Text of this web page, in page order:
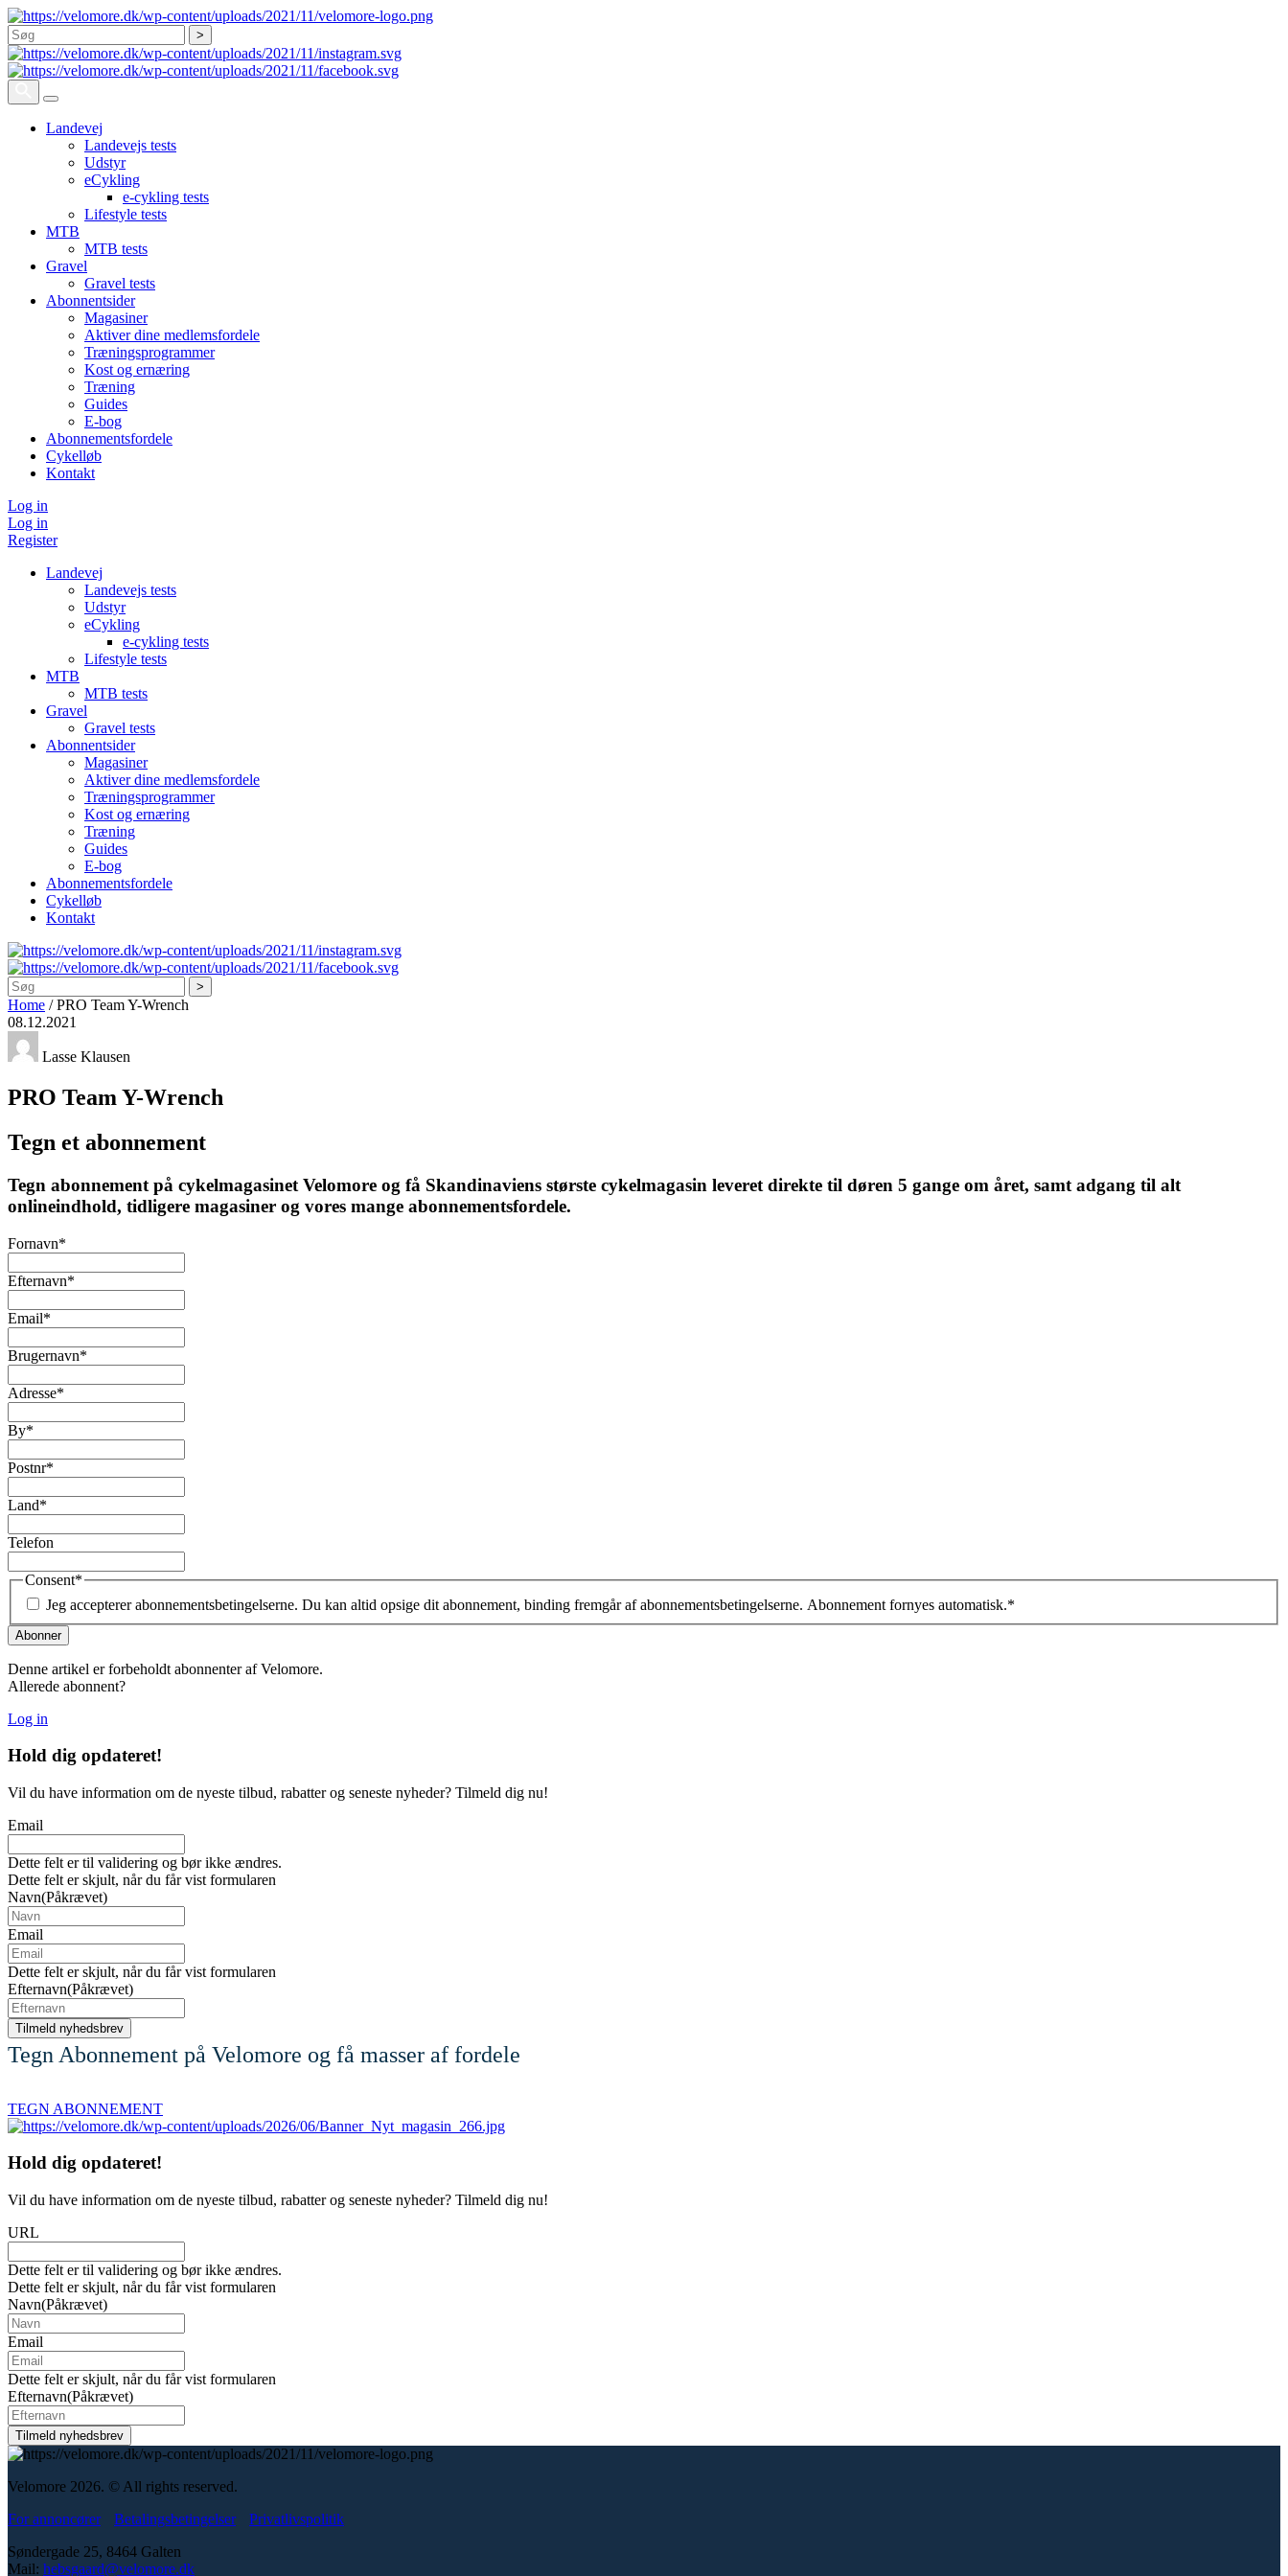
Søg
Landevej
Landevejs tests
Udstyr
eCykling
e-cykling tests
Lifestyle tests
MTB
MTB tests
Gravel
Gravel tests
Abonnentsider
Magasiner
Aktiver dine medlemsfordele
Træningsprogrammer
Kost og ernæring
Træning
Guides
E-bog
Abonnementsfordele
Cykelløb
Kontakt
Log in
Log in
Register
Landevej
Landevejs tests
Udstyr
eCykling
e-cykling tests
Lifestyle tests
MTB
MTB tests
Gravel
Gravel tests
Abonnentsider
Magasiner
Aktiver dine medlemsfordele
Træningsprogrammer
Kost og ernæring
Træning
Guides
E-bog
Abonnementsfordele
Cykelløb
Kontakt
Søg
Home /PRO Team Y-Wrench
08.12.2021
Lasse Klausen
PRO Team Y-Wrench
Tegn et abonnement
Tegn abonnement på cykelmagasinet Velomore og få Skandinaviens største cykelmagasin leveret direkte til døren 5 gange om året, samt adgang til alt
onlineindhold, tidligere magasiner og vores mange abonnementsfordele.
Fornavn*
Efternavn*
Email*
Brugernavn*
Adresse*
By*
Postnr*
Land*
Telefon
Consent*
Jeg accepterer abonnementsbetingelserne. Du kan altid opsige dit abonnement, binding fremgår af abonnementsbetingelserne. Abonnement fornyes automatisk.*
Denne artikel er forbeholdt abonnenter af Velomore.
Allerede abonnent?
Log in
Hold dig opdateret!
Vil du have information om de nyeste tilbud, rabatter og seneste nyheder? Tilmeld dig nu!
Email
Dette felt er til validering og bør ikke ændres.
Dette felt er skjult, når du får vist formularen
Navn(Påkrævet)
Email
Dette felt er skjult, når du får vist formularen
Efternavn(Påkrævet)
Tegn Abonnement på Velomore og få masser af fordele
TEGN ABONNEMENT
Hold dig opdateret!
Vil du have information om de nyeste tilbud, rabatter og seneste nyheder? Tilmeld dig nu!
URL
Dette felt er til validering og bør ikke ændres.
Dette felt er skjult, når du får vist formularen
Navn(Påkrævet)
Email
Dette felt er skjult, når du får vist formularen
Efternavn(Påkrævet)
Velomore 2026. © All rights reserved.
For annoncører
Betalingsbetingelser
Privatlivspolitik
Søndergade 25, 8464 Galten
Mail: hebsgaard@velomore.dk